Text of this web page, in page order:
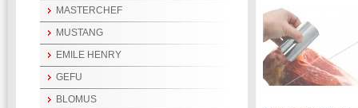
MASTERCHEF
MUSTANG
EMILE HENRY
GEFU
BLOMUS